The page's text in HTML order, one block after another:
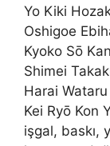
Yo Kiki
Oshigoe
Kyoko Sō
Shimei
Harai
Kei Ryō Kon
işgal, baskı,